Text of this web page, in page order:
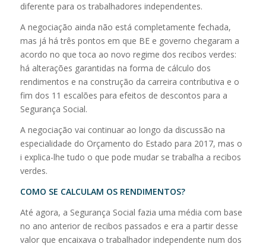
diferente para os trabalhadores independentes.
A negociação ainda não está completamente fechada,
mas já há três pontos em que BE e governo chegaram a
acordo no que toca ao novo regime dos recibos verdes:
há alterações garantidas na forma de cálculo dos
rendimentos e na construção da carreira contributiva e o
fim dos 11 escalões para efeitos de descontos para a
Segurança Social.
A negociação vai continuar ao longo da discussão na
especialidade do Orçamento do Estado para 2017, mas o
i explica-lhe tudo o que pode mudar se trabalha a recibos
verdes.
COMO SE CALCULAM OS RENDIMENTOS?
Até agora, a Segurança Social fazia uma média com base
no ano anterior de recibos passados e era a partir desse
valor que encaixava o trabalhador independente num dos